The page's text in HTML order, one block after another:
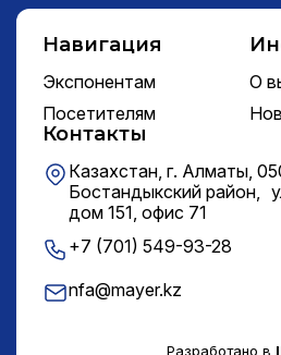
Навигация
Экспонентам
Посетителям
О
Контакты
Казахстан, г. Алматы,
Бостандыкский район,
дом 151, офис 71
+7 (701) 549-93-28
nfa@mayer.kz
Разработано в